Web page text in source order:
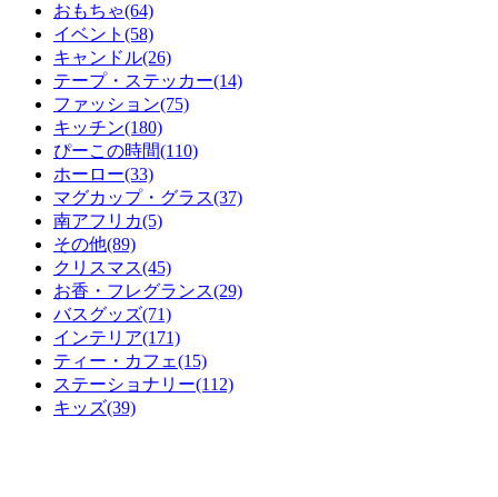
おもちゃ(64)
イベント(58)
キャンドル(26)
テープ・ステッカー(14)
ファッション(75)
キッチン(180)
ぴーこの時間(110)
ホーロー(33)
マグカップ・グラス(37)
南アフリカ(5)
その他(89)
クリスマス(45)
お香・フレグランス(29)
バスグッズ(71)
インテリア(171)
ティー・カフェ(15)
ステーショナリー(112)
キッズ(39)